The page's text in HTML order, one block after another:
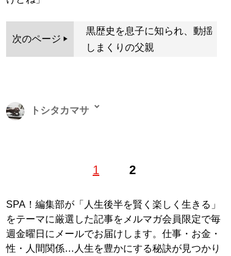
次のページ
黒歴史を息子に知られ、動揺
しまくりの父親
1 2
トシタカマサ
リーライター。リサーチャーとしても活動しており、大
年前から東京と地方の二拠点生活を満喫中。
記事一覧へ
SPA！編集部が「人生後半を賢く楽しく生きる」
をテーマに厳選した記事をメルマガ会員限定で毎
週金曜日にメールでお届けします。仕事・お金・
性・人間関係…人生を豊かにする秘訣が見つかり